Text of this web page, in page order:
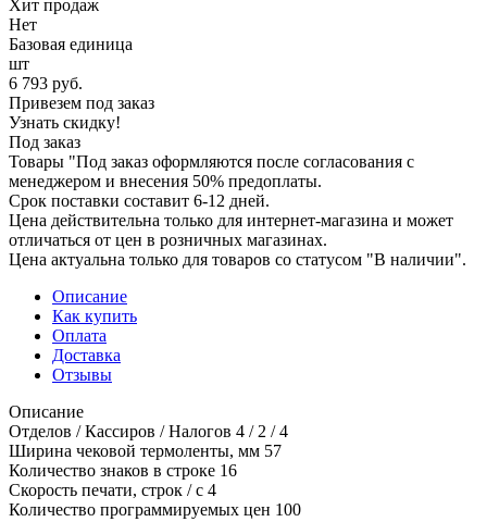
Хит продаж
Нет
Базовая единица
шт
6 793 руб.
Привезем под заказ
Узнать скидку!
Под заказ
Товары "Под заказ оформляются после согласования с
менеджером и внесения 50% предоплаты.
Срок поставки составит 6-12 дней.
Цена действительна только для интернет-магазина и может
отличаться от цен в розничных магазинах.
Цена актуальна только для товаров со статусом "В наличии".
Описание
Как купить
Оплата
Доставка
Отзывы
Описание
Отделов / Кассиров / Налогов 4 / 2 / 4
Ширина чековой термоленты, мм 57
Количество знаков в строке 16
Скорость печати, строк / с 4
Количество программируемых цен 100